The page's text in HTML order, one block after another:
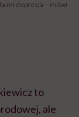
mi depresja – mówi
to
ale